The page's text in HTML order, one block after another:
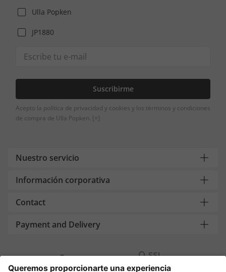
Ulla Popken
JP1880
Suscribirme
Acepto la política de privacidad y cookies y los términos y condiciones
de compra de Ulla Popken. [+]
Nuestro servicio
Información corporativa
Contact
Payment and Delivery
Compra segura con